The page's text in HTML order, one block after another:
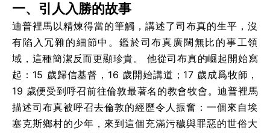
一、引人入勝的故事
迪普裡馬以精煉得當的筆觸，講述了司布真的生平，沒
有陷入冗雜的細節中。鑑於司布真廣闊無比的事工領
域，這種簡潔反而更顯珍貴。
他從司布真的崛起開始寫
起：15 歲歸信基督，16 歲開始講道；17 歲成爲牧師，
19 歲便受到呼召前往倫敦最著名的教會牧會。迪普裡馬
描述司布真被呼召去倫敦的經歷令人振奮：一個來自埃
塞克斯鄉村的少年，來到這個充滿污穢與罪惡的世俗大